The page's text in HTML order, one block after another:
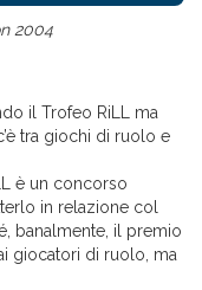
2004
il Trofeo RiLL ma
tra giochi di ruolo e
è un concorso
in relazione col
banalmente, il premio
giocatori di ruolo, ma